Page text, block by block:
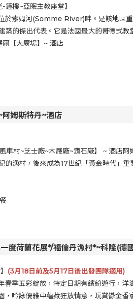
樓~亞眠主教座堂】
於索姆河(Somme River)畔。是該地區
築的傑出代表。它是法國最大的哥德式教
爾【大廣場】~ 酒店
姆斯特丹~酒店
車村~芝士廠~木屐廠~鑽石廠】 ~ 酒店
的漁村，後來成為17世紀「黃金時代」重
度荷蘭花展*/福倫丹漁村*~科隆(德
(3月18日前及5月17日後出發團隊適用)
春季五彩綻放，特定日期有繽紛遊行，
，吟詠優雅中蘊藏狂放情意，玩賞鬱金香